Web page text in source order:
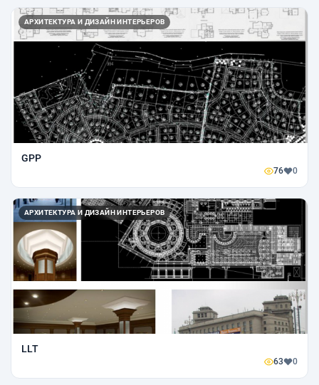
АРХИТЕКТУРА И ДИЗАЙН ИНТЕРЬЕРОВ
GPP
76 0
АРХИТЕКТУРА И ДИЗАЙН ИНТЕРЬЕРОВ
LLT
63 0